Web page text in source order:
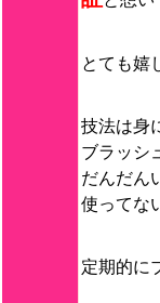
とても嬉
技法は身
ブラッシ
だんだん
使ってな
定期的に